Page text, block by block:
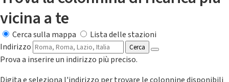
vicina a te
Cerca sulla mappa
Lista delle stazioni
Indirizzo
Cerca
Prova a inserire un indirizzo più preciso.